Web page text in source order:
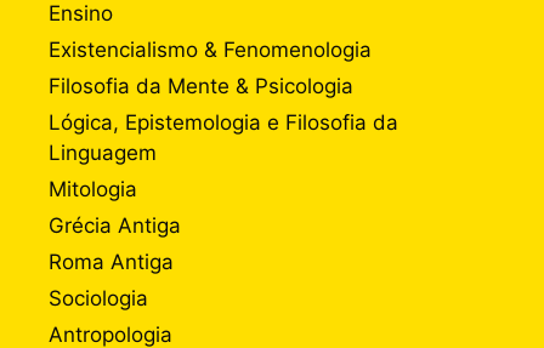
Ensino
Existencialismo & Fenomenologia
Filosofia da Mente & Psicologia
Lógica, Epistemologia e Filosofia da
Linguagem
Mitologia
Grécia Antiga
Roma Antiga
Sociologia
Antropologia